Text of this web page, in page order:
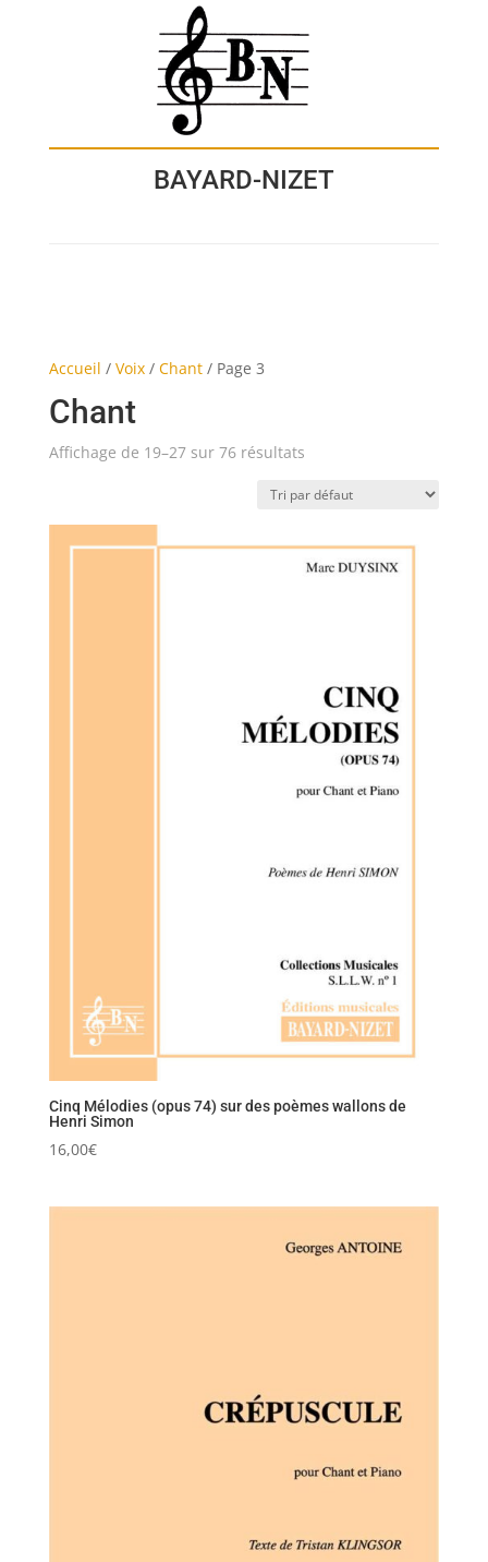
BAYARD-NIZET
Accueil / Voix/ Chant/ Page 3
Chant
Affichage de 19–27 sur 76 résultats
Cinq Mélodies (opus 74) sur des poèmes wallons de
Henri Simon
16,00€